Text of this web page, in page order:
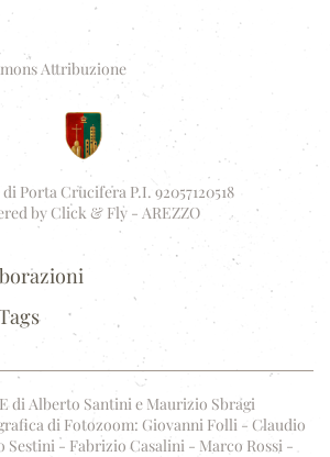
Attribuzione
Porta Crucifera P.I. 92057120518
byClick & Fly - AREZZO
di Alberto Santini e Maurizio Sbragi
di Fotozoom: Giovanni Folli - Claudio
Sestini - Fabrizio Casalini - Marco Rossi -